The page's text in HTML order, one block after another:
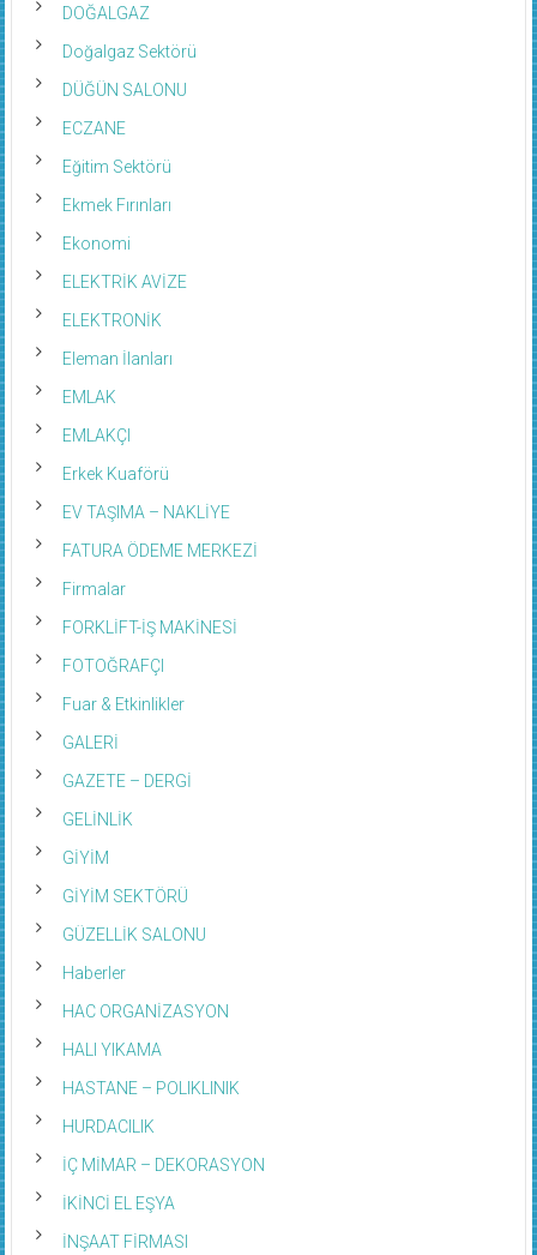
DOĞALGAZ
Doğalgaz Sektörü
DÜĞÜN SALONU
ECZANE
Eğitim Sektörü
Ekmek Fırınları
Ekonomi
ELEKTRİK AVİZE
ELEKTRONİK
Eleman İlanları
EMLAK
EMLAKÇI
Erkek Kuaförü
EV TAŞIMA – NAKLİYE
FATURA ÖDEME MERKEZİ
Firmalar
FORKLİFT-İŞ MAKİNESİ
FOTOĞRAFÇI
Fuar & Etkinlikler
GALERİ
GAZETE – DERGİ
GELİNLİK
GİYİM
GİYİM SEKTÖRÜ
GÜZELLİK SALONU
Haberler
HAC ORGANİZASYON
HALI YIKAMA
HASTANE – POLIKLINIK
HURDACILIK
İÇ MİMAR – DEKORASYON
İKİNCİ EL EŞYA
İNŞAAT FİRMASI